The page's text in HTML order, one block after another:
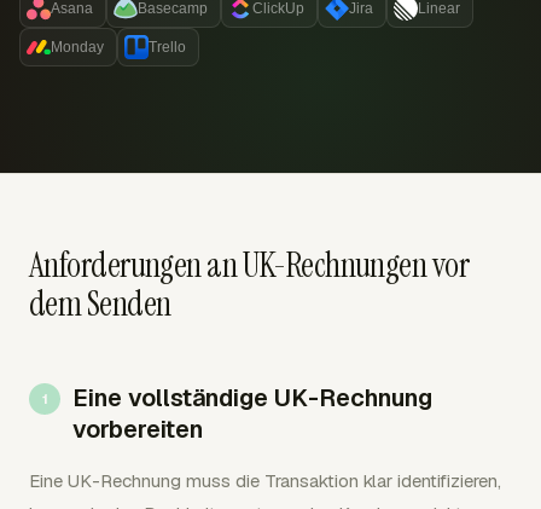
Asana Basecamp ClickUp Jira Linear
Monday Trello
Anforderungen an UK-Rechnungen vor
dem Senden
Eine vollständige UK-Rechnung
vorbereiten
Eine UK-Rechnung muss die Transaktion klar identifizieren,